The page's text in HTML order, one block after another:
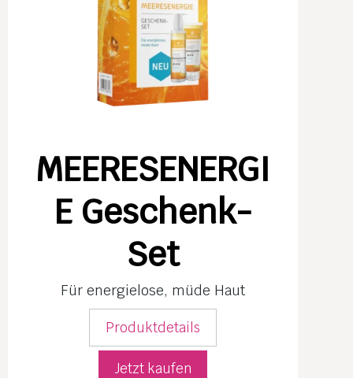
MEERESENERGI
E Geschenk-
Set
Für energielose, müde Haut
Produktdetails
Jetzt kaufen